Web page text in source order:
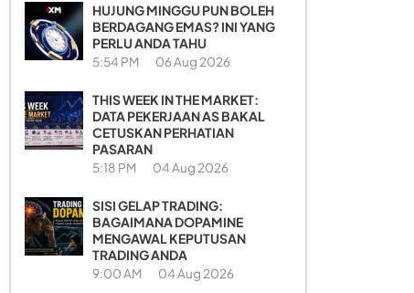
HUJUNG MINGGU PUN BOLEH
BERDAGANG EMAS? INI YANG
PERLU ANDA TAHU
5:54 PM 06 Aug 2026
THIS WEEK IN THE MARKET:
DATA PEKERJAAN AS BAKAL
CETUSKAN PERHATIAN
PASARAN
5:18 PM 04 Aug 2026
SISI GELAP TRADING:
BAGAIMANA DOPAMINE
MENGAWAL KEPUTUSAN
TRADING ANDA
9:00 AM 04 Aug 2026